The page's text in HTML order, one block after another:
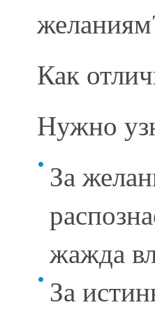
Как
Нужно
За
жажда
За